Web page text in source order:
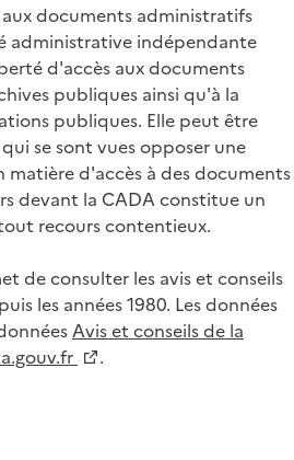
documents administratifs
administrative indépendante
d'accès aux documents
publiques ainsi qu'à la
publiques. Elle peut être
se sont vues opposer une
matière d'accès à des documents
devant la CADA constitue un
recours contentieux.
de consulter les avis et conseils
les années 1980. Les données
Avis et conseils de la
.